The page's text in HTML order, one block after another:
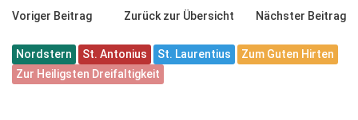
Voriger Beitrag Zurück zur Übersicht Nächster Beitrag
Nordstern St. Antonius St. Laurentius
Zum Guten Hirten
Zur Heiligsten Dreifaltigkeit